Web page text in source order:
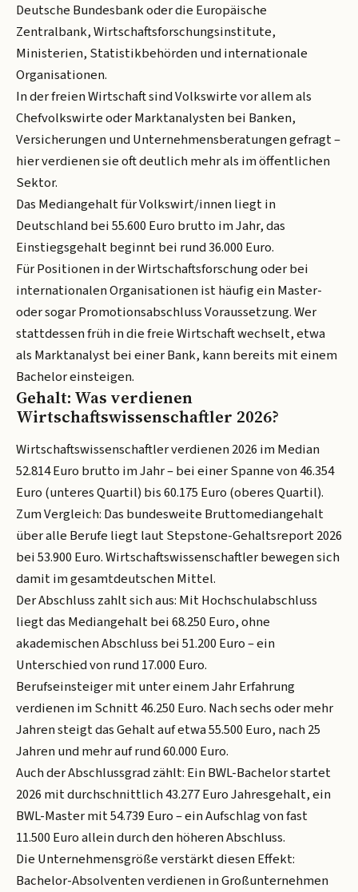
Deutsche Bundesbank oder die Europäische
Zentralbank, Wirtschaftsforschungsinstitute,
Ministerien, Statistikbehörden und internationale
Organisationen.
In der freien Wirtschaft sind Volkswirte vor allem als
Chefvolkswirte oder Marktanalysten bei Banken,
Versicherungen und Unternehmensberatungen gefragt –
hier verdienen sie oft deutlich mehr als im öffentlichen
Sektor.
Das Mediangehalt für Volkswirt/innen liegt in
Deutschland bei 55.600 Euro brutto im Jahr, das
Einstiegsgehalt beginnt bei rund 36.000 Euro.
Für Positionen in der Wirtschaftsforschung oder bei
internationalen Organisationen ist häufig ein Master-
oder sogar Promotionsabschluss Voraussetzung. Wer
stattdessen früh in die freie Wirtschaft wechselt, etwa
als Marktanalyst bei einer Bank, kann bereits mit einem
Bachelor einsteigen.
Gehalt: Was verdienen
Wirtschaftswissenschaftler 2026?
Wirtschaftswissenschaftler verdienen 2026 im Median
52.814 Euro brutto im Jahr – bei einer Spanne von 46.354
Euro (unteres Quartil) bis 60.175 Euro (oberes Quartil).
Zum Vergleich: Das bundesweite Bruttomediangehalt
über alle Berufe liegt laut Stepstone-Gehaltsreport 2026
bei 53.900 Euro. Wirtschaftswissenschaftler bewegen sich
damit im gesamtdeutschen Mittel.
Der Abschluss zahlt sich aus: Mit Hochschulabschluss
liegt das Mediangehalt bei 68.250 Euro, ohne
akademischen Abschluss bei 51.200 Euro – ein
Unterschied von rund 17.000 Euro.
Berufseinsteiger mit unter einem Jahr Erfahrung
verdienen im Schnitt 46.250 Euro. Nach sechs oder mehr
Jahren steigt das Gehalt auf etwa 55.500 Euro, nach 25
Jahren und mehr auf rund 60.000 Euro.
Auch der Abschlussgrad zählt: Ein BWL-Bachelor startet
2026 mit durchschnittlich 43.277 Euro Jahresgehalt, ein
BWL-Master mit 54.739 Euro – ein Aufschlag von fast
11.500 Euro allein durch den höheren Abschluss.
Die Unternehmensgröße verstärkt diesen Effekt:
Bachelor-Absolventen verdienen in Großunternehmen